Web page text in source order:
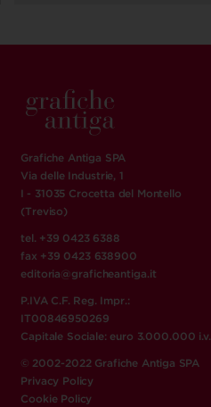
Grafiche Antiga SPA
Via delle Industrie, 1
I - 31035 Crocetta del Montello
(Treviso)
tel. +39 0423 6388
fax +39 0423 638900
editoria@graficheantiga.it
P.IVA C.F. Reg. Impr.:
IT00846950269
Capitale Sociale: euro 3.000.000 i.v.
© 2002-2022 Grafiche Antiga SPA
Privacy Policy
Cookie Policy